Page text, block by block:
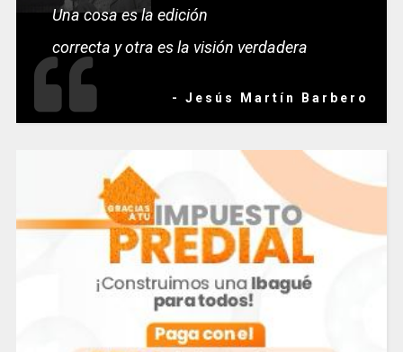
Una cosa es la edición
correcta y otra es la visión verdadera
- Jesús Martín Barbero